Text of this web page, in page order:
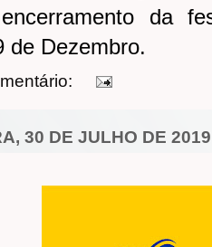
da
de Dezembro.
30 DE JULHO DE 2019